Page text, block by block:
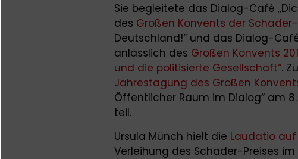
Sie begleitete das Dialog-Café
des Großen Konvents der
Deutschland!“ und das Dialog-
anlässlich des Großen Konvents
und die politisierte Gesellschaft“.
Jahrestagung des Großen
Öffentlicher Raum im Dialog“ am
teil.
Ursula Münch hielt die Laudatio auf
Verleihung des Schader-Preises im